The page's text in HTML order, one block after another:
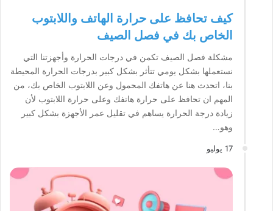
كيف تحافظ على حرارة الهاتف واللابتوب
الخاص بك في فصل الصيف
مشكلة فصل الصيف تكمن في درجات الحرارة وأجهزتنا التي
نستعملها بشكل يومي تتأثر بشكل كبير بدرجات الحرارة المحيطة
بنا، اتحدث هنا عن هاتفك المحمول وعن اللابتوب الخاص بك، من
المهم ان تحافظ على حرارة هاتفك وعلى حرارة اللابتوب لأن
زيادة درجة الحرارة يساهم في تقليل عمر الأجهزة بشكل كبير
وهو…
17 يوليو